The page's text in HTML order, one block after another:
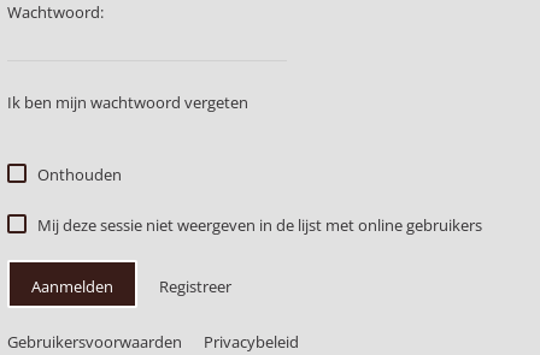
Wachtwoord:
Ik ben mijn wachtwoord vergeten
Onthouden
Mij deze sessie niet weergeven in de lijst met online gebruikers
Aanmelden Registreer
Gebruikersvoorwaarden Privacybeleid